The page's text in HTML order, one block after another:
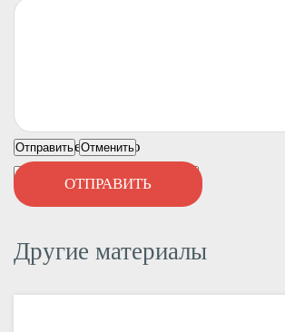
Ничего не найдено
Отправить Отменить
Другие материалы